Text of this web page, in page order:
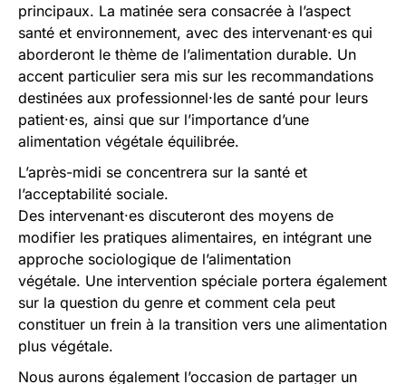
principaux. La matinée sera consacrée à l’aspect
santé et environnement, avec des intervenant·es qui
aborderont le thème de l’alimentation durable. Un
accent particulier sera mis sur les recommandations
destinées aux professionnel·les de santé pour leurs
patient·es, ainsi que sur l’importance d’une
alimentation végétale équilibrée.
L’après-midi se concentrera sur la santé et
l’acceptabilité sociale.
Des intervenant·es discuteront des moyens de
modifier les pratiques alimentaires, en intégrant une
approche sociologique de l’alimentation
végétale. Une intervention spéciale portera également
sur la question du genre et comment cela peut
constituer un frein à la transition vers une alimentation
plus végétale.
Nous aurons également l’occasion de partager un